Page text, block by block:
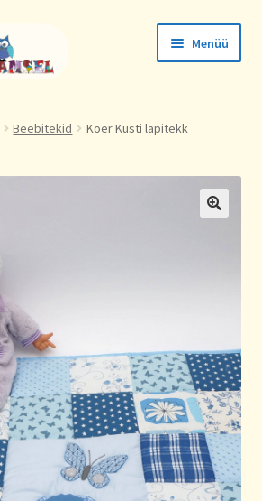
Menüü
Beebitekid Koer Kusti lapitekk